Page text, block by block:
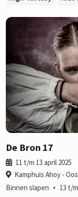
De Bron 17
11 t/m 13 april 2025
Kamphuis Ahoy -
Binnen slapen • 13 t/